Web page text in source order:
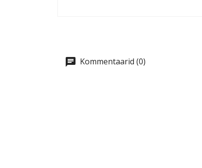
Kommentaarid (0)